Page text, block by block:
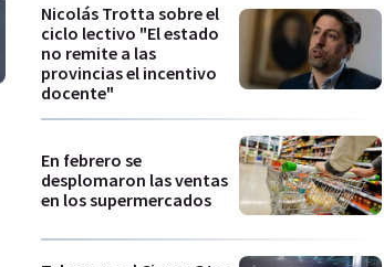
Nicolás Trotta sobre el
ciclo lectivo "El estado
no remite a las
provincias el incentivo
docente"
En febrero se
desplomaron las ventas
en los supermercados